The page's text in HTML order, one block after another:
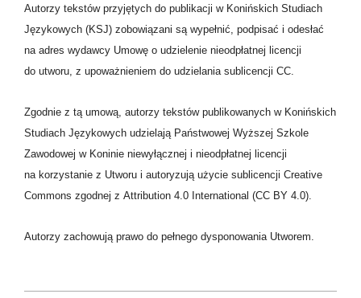
Autorzy tekstów przyjętych do publikacji w Konińskich Studiach
Językowych (KSJ) zobowiązani są wypełnić, podpisać i odesłać
na adres wydawcy Umowę o udzielenie nieodpłatnej licencji
do utworu, z upoważnieniem do udzielania sublicencji CC.
Zgodnie z tą umową, autorzy tekstów publikowanych w Konińskich
Studiach Językowych udzielają Państwowej Wyższej Szkole
Zawodowej w Koninie niewyłącznej i nieodpłatnej licencji
na korzystanie z Utworu i autoryzują użycie sublicencji Creative
Commons zgodnej z Attribution 4.0 International (CC BY 4.0).
Autorzy zachowują prawo do pełnego dysponowania Utworem.